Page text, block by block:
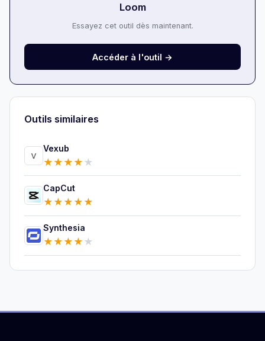
Loom
Essayez cet outil dès maintenant.
Accéder à l'outil →
Outils similaires
Vexub
★ ★ ★ ★ ★
CapCut
★ ★ ★ ★ ★
Synthesia
★ ★ ★ ★ ★